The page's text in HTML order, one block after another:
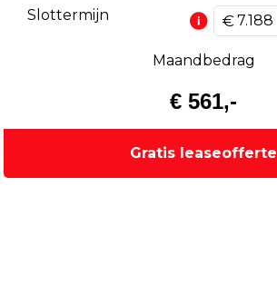
Slottermijn
Maandbedrag
€ 561,-
Gratis leaseofferte